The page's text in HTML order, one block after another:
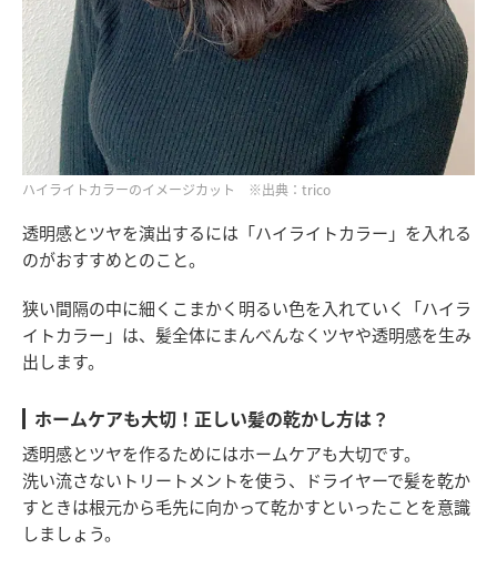
ハイライトカラーのイメージカット ※出典：trico
透明感とツヤを演出するには「ハイライトカラー」を入れる
のがおすすめとのこと。
狭い間隔の中に細くこまかく明るい色を入れていく「ハイラ
イトカラー」は、髪全体にまんべんなくツヤや透明感を生み
出します。
ホームケアも大切！正しい髪の乾かし方は？
透明感とツヤを作るためにはホームケアも大切です。
洗い流さないトリートメントを使う、ドライヤーで髪を乾か
すときは根元から毛先に向かって乾かすといったことを意識
しましょう。